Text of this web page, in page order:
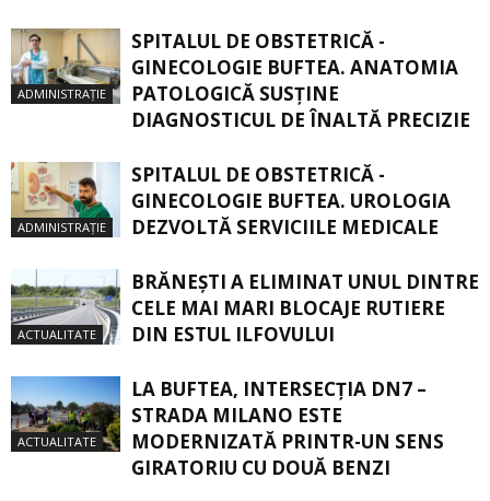
ADMINISTRAȚIE
SPITALUL DE OBSTETRICĂ -
GINECOLOGIE BUFTEA. ANATOMIA
PATOLOGICĂ SUSŢINE
DIAGNOSTICUL DE ÎNALTĂ PRECIZIE
ADMINISTRAȚIE
SPITALUL DE OBSTETRICĂ -
GINECOLOGIE BUFTEA. UROLOGIA
DEZVOLTĂ SERVICIILE MEDICALE
ACTUALITATE
BRĂNEȘTI A ELIMINAT UNUL DINTRE
CELE MAI MARI BLOCAJE RUTIERE
DIN ESTUL ILFOVULUI
ACTUALITATE
LA BUFTEA, INTERSECŢIA DN7 –
STRADA MILANO ESTE
MODERNIZATĂ PRINTR-UN SENS
GIRATORIU CU DOUĂ BENZI